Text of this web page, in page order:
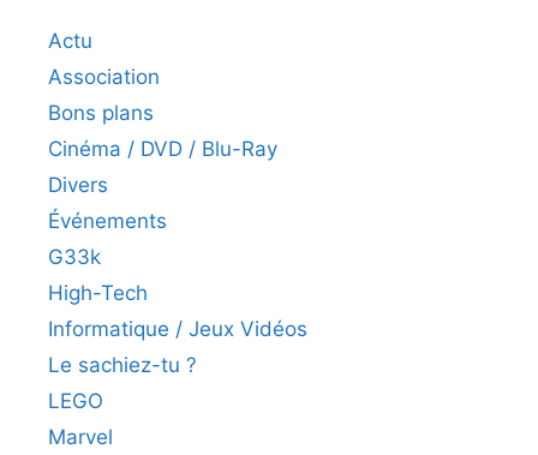
Actu
Association
Bons plans
Cinéma / DVD / Blu-Ray
Divers
Événements
G33k
High-Tech
Informatique / Jeux Vidéos
Le sachiez-tu ?
LEGO
Marvel